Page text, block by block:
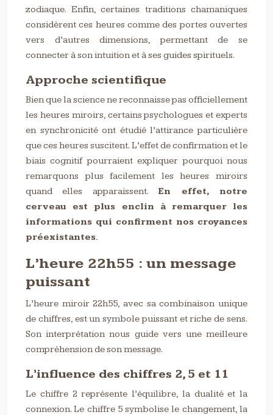
zodiaque. Enfin, certaines traditions chamaniques
considèrent ces heures comme des portes ouvertes
vers d’autres dimensions, permettant de se
connecter à son intuition et à ses guides spirituels.
Approche scientifique
Bien que la science ne reconnaisse pas officiellement
les heures miroirs, certains psychologues et experts
en synchronicité ont étudié l’attirance particulière
que ces heures suscitent. L’effet de confirmation et le
biais cognitif pourraient expliquer pourquoi nous
remarquons plus facilement les heures miroirs
quand elles apparaissent. En effet, notre
cerveau est plus enclin à remarquer les
informations qui confirment nos croyances
préexistantes.
L’heure 22h55 : un message
puissant
L’heure miroir 22h55, avec sa combinaison unique
de chiffres, est un symbole puissant et riche de sens.
Son interprétation nous guide vers une meilleure
compréhension de son message.
L’influence des chiffres 2, 5 et 11
Le chiffre 2 représente l’équilibre, la dualité et la
connexion. Le chiffre 5 symbolise le changement, la